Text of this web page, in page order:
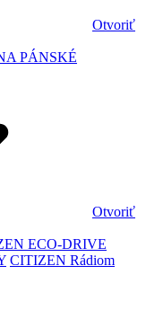
Otvoriť
PÁNSKÉ
Otvoriť
ECO-DRIVE
CITIZEN Rádiom